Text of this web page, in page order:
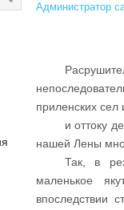
Администратор
приленских сел
и оттоку
нашей Лены
Так, в
маленькое
впоследствии